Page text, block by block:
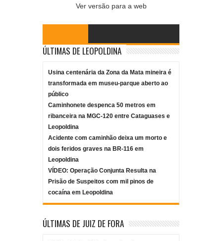
Ver versão para a web
ÚLTIMAS DE LEOPOLDINA
Usina centenária da Zona da Mata mineira é
transformada em museu-parque aberto ao
público
Caminhonete despenca 50 metros em
ribanceira na MGC-120 entre Cataguases e
Leopoldina
Acidente com caminhão deixa um morto e
dois feridos graves na BR-116 em
Leopoldina
VÍDEO: Operação Conjunta Resulta na
Prisão de Suspeitos com mil pinos de
cocaína em Leopoldina
ÚLTIMAS DE JUIZ DE FORA